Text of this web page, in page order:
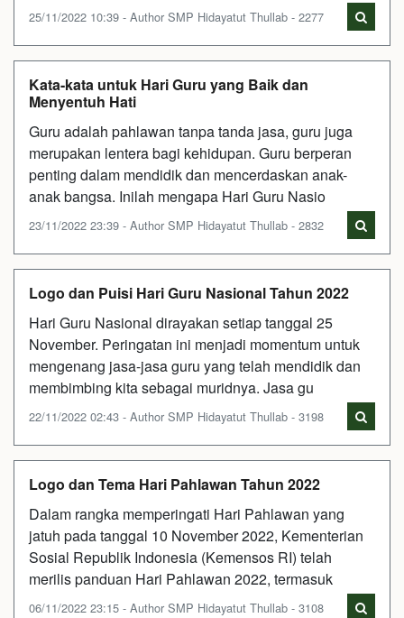
25/11/2022 10:39 - Author SMP Hidayatut Thullab - 2277
Kata-kata untuk Hari Guru yang Baik dan
Menyentuh Hati
Guru adalah pahlawan tanpa tanda jasa, guru juga
merupakan lentera bagi kehidupan. Guru berperan
penting dalam mendidik dan mencerdaskan anak-
anak bangsa. Inilah mengapa Hari Guru Nasio
23/11/2022 23:39 - Author SMP Hidayatut Thullab - 2832
Logo dan Puisi Hari Guru Nasional Tahun 2022
Hari Guru Nasional dirayakan setiap tanggal 25
November. Peringatan ini menjadi momentum untuk
mengenang jasa-jasa guru yang telah mendidik dan
membimbing kita sebagai muridnya. Jasa gu
22/11/2022 02:43 - Author SMP Hidayatut Thullab - 3198
Logo dan Tema Hari Pahlawan Tahun 2022
Dalam rangka memperingati Hari Pahlawan yang
jatuh pada tanggal 10 November 2022, Kementerian
Sosial Republik Indonesia (Kemensos RI) telah
merilis panduan Hari Pahlawan 2022, termasuk
06/11/2022 23:15 - Author SMP Hidayatut Thullab - 3108